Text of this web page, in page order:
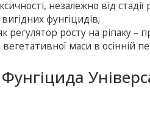
незалежно від
фунгіцидів;
регулятор росту на ріпаку –
маси в осінній